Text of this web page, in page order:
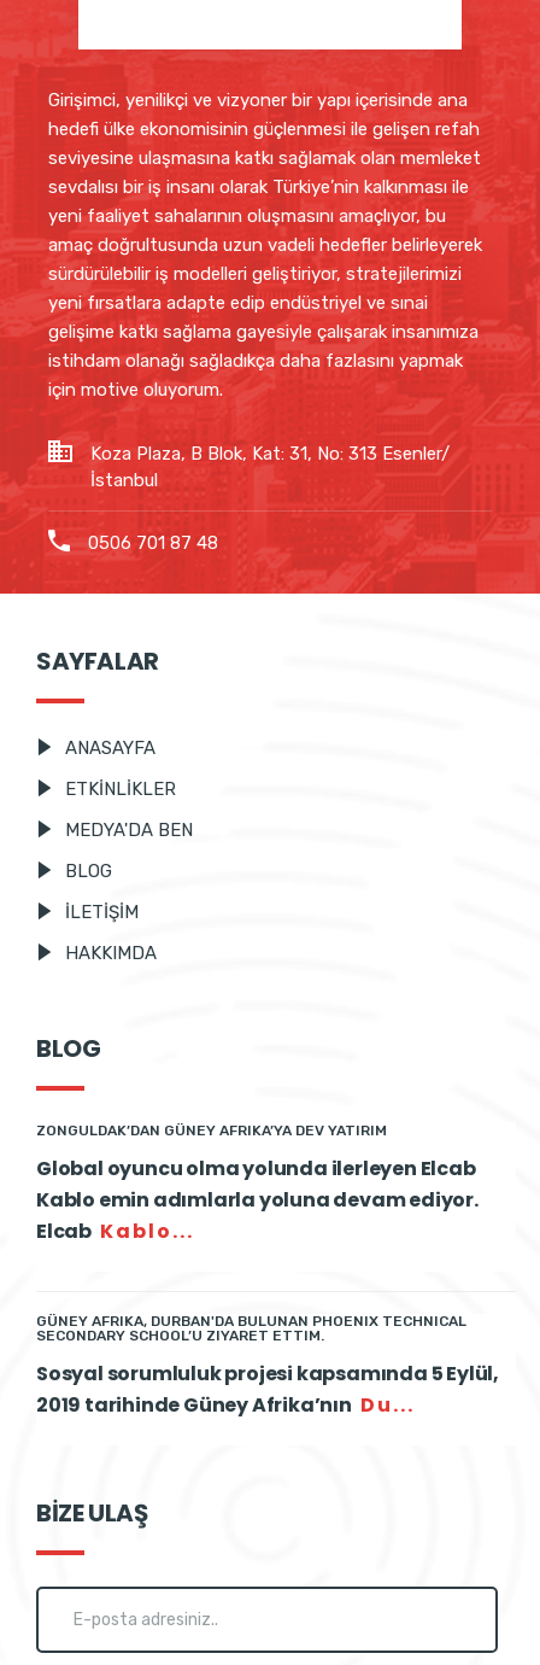
Girişimci, yenilikçi ve vizyoner bir yapı içerisinde ana
hedefi ülke ekonomisinin güçlenmesi ile gelişen refah
seviyesine ulaşmasına katkı sağlamak olan memleket
sevdalısı bir iş insanı olarak Türkiye’nin kalkınması ile
yeni faaliyet sahalarının oluşmasını amaçlıyor, bu
amaç doğrultusunda uzun vadeli hedefler belirleyerek
sürdürülebilir iş modelleri geliştiriyor, stratejilerimizi
yeni fırsatlara adapte edip endüstriyel ve sınai
gelişime katkı sağlama gayesiyle çalışarak insanımıza
istihdam olanağı sağladıkça daha fazlasını yapmak
için motive oluyorum.
Koza Plaza, B Blok, Kat: 31, No: 313 Esenler/
İstanbul
0506 701 87 48
SAYFALAR
ANASAYFA
ETKİNLİKLER
MEDYA'DA BEN
BLOG
İLETİŞİM
HAKKIMDA
BLOG
ZONGULDAK’DAN GÜNEY AFRIKA’YA DEV YATIRIM
Global oyuncu olma yolunda ilerleyen Elcab
Kablo emin adımlarla yoluna devam ediyor.
Elcab Kablo...
GÜNEY AFRIKA, DURBAN'DA BULUNAN PHOENIX TECHNICAL
SECONDARY SCHOOL’U ZIYARET ETTIM.
Sosyal sorumluluk projesi kapsamında 5 Eylül,
2019 tarihinde Güney Afrika’nın Du...
BİZE ULAŞ